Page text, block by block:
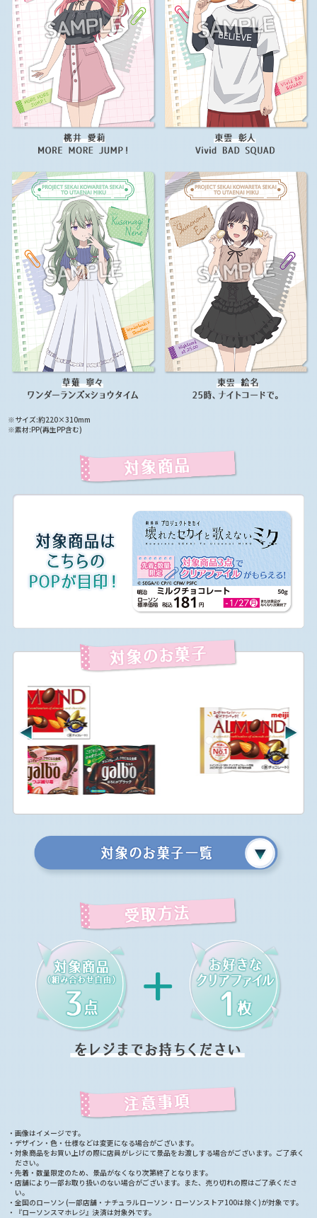
※サイズ:約220×310mm
※素材:PP(再生PP含む)
・画像はイメージです。
・デザイン・色・仕様などは変更になる場合がございます。
・対象商品をお買い上げの際に店員がレジにて景品をお渡しする場合がございます。ご了承く
ださい。
・先着・数量限定のため、景品がなくなり次第終了となります。
・店舗により一部お取り扱いのない場合がございます。また、売り切れの際はご了承くださ
い。
・全国のローソン (一部店舗・ナチュラルローソン・ローソンストア100は除く)が対象です。
・『ローソンスマホレジ』決済は対象外です。